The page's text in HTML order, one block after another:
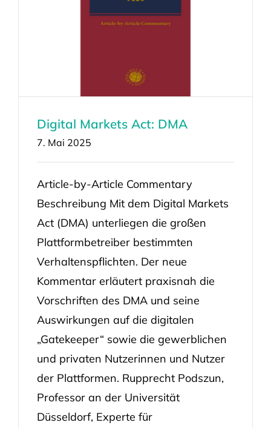
Digital Markets Act: DMA
7. Mai 2025
Article-by-Article Commentary
Beschreibung Mit dem Digital Markets
Act (DMA) unterliegen die großen
Plattformbetreiber bestimmten
Verhaltenspflichten. Der neue
Kommentar erläutert praxisnah die
Vorschriften des DMA und seine
Auswirkungen auf die digitalen
„Gatekeeper“ sowie die gewerblichen
und privaten Nutzerinnen und Nutzer
der Plattformen. Rupprecht Podszun,
Professor an der Universität
Düsseldorf, Experte für